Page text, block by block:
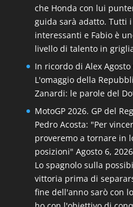
che Honda con lui
guida sarà adatto. Tutti
interessanti e Fabio è
livello di talento in
In ricordo di Alex Agosto
L'omaggio della
Zanardi: le parole del
MotoGP 2026. GP del
Pedro Acosta: "Per
proveremo a tornare in
posizioni" Agosto 6, 2026
Lo spagnolo sulla
vittoria prima di
fine dell'anno sarò con